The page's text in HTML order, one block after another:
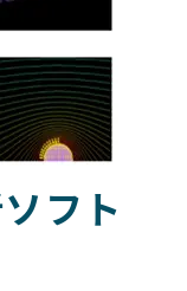
フト